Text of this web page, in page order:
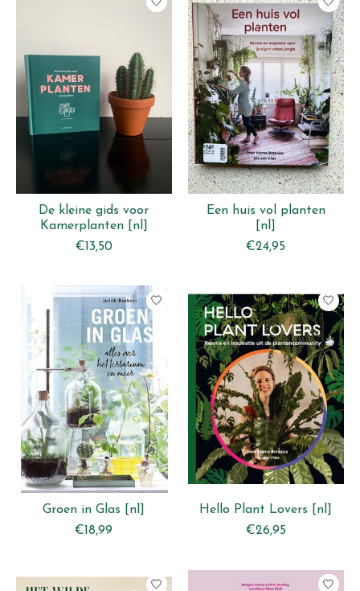
De kleine gids voor
Kamerplanten [nl]
€13,50
Een huis vol planten
[nl]
€24,95
Groen in Glas [nl]
€18,99
Hello Plant Lovers [nl]
€26,95